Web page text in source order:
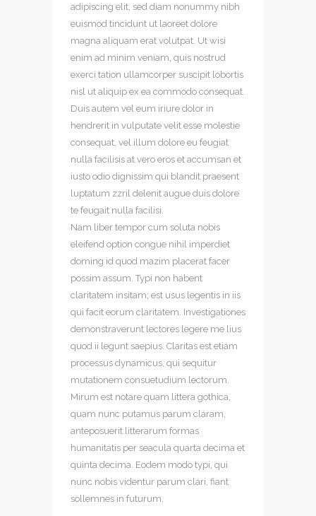
adipiscing elit, sed diam nonummy nibh
euismod tincidunt ut laoreet dolore
magna aliquam erat volutpat. Ut wisi
enim ad minim veniam, quis nostrud
exerci tation ullamcorper suscipit lobortis
nisl ut aliquip ex ea commodo consequat.
Duis autem vel eum iriure dolor in
hendrerit in vulputate velit esse molestie
consequat, vel illum dolore eu feugiat
nulla facilisis at vero eros et accumsan et
iusto odio dignissim qui blandit praesent
luptatum zzril delenit augue duis dolore
te feugait nulla facilisi.
Nam liber tempor cum soluta nobis
eleifend option congue nihil imperdiet
doming id quod mazim placerat facer
possim assum. Typi non habent
claritatem insitam; est usus legentis in iis
qui facit eorum claritatem. Investigationes
demonstraverunt lectores legere me lius
quod ii legunt saepius. Claritas est etiam
processus dynamicus, qui sequitur
mutationem consuetudium lectorum.
Mirum est notare quam littera gothica,
quam nunc putamus parum claram,
anteposuerit litterarum formas
humanitatis per seacula quarta decima et
quinta decima. Eodem modo typi, qui
nunc nobis videntur parum clari, fiant
sollemnes in futurum.